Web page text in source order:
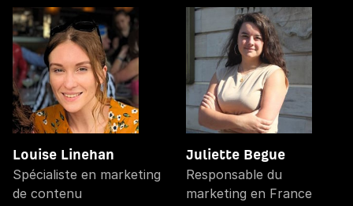
Louise Linehan
Spécialiste en marketing
de contenu
Juliette Begue
Responsable du
marketing en France